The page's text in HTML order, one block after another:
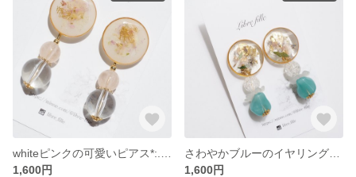
1,600円
1,600円